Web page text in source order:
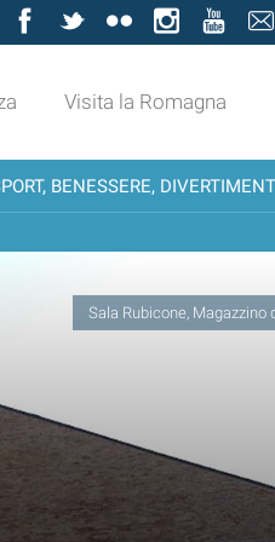
Facebook
TwitterFlickrInstagram
Visita la Romagna
BENESSERE,
Sala Rubicone, Magazzino